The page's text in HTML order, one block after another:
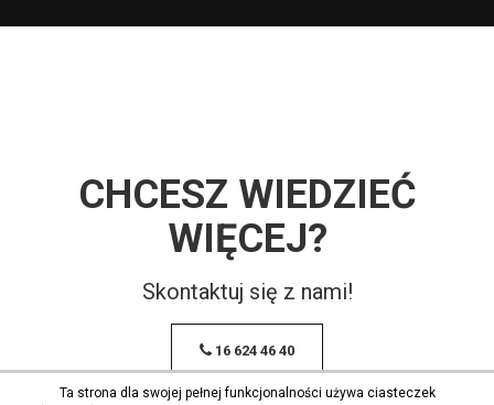
CHCESZ WIEDZIEĆ
WIĘCEJ?
Skontaktuj się z nami!
16 624 46 40
Ta strona dla swojej pełnej funkcjonalności używa ciasteczek